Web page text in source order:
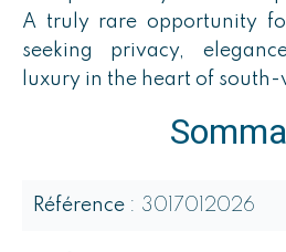
A truly rare opportunity
seeking privacy,
luxury in the heart of south-
Référence 3017012026